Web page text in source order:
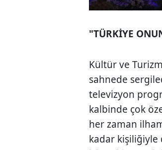
"TÜRKİYE
Kültür ve
sahnede
televizyon
kalbinde çok
her zaman
kadar kişiliğiyle